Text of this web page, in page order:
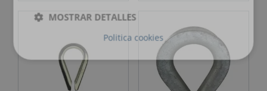
MOSTRAR DETALLES
Politica cookies